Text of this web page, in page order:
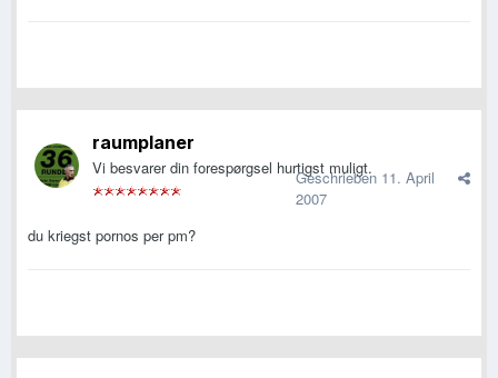
raumplaner
Vi besvarer din forespørgsel hurtigst muligt.
Geschrieben 11. April
2007
du kriegst pornos per pm?